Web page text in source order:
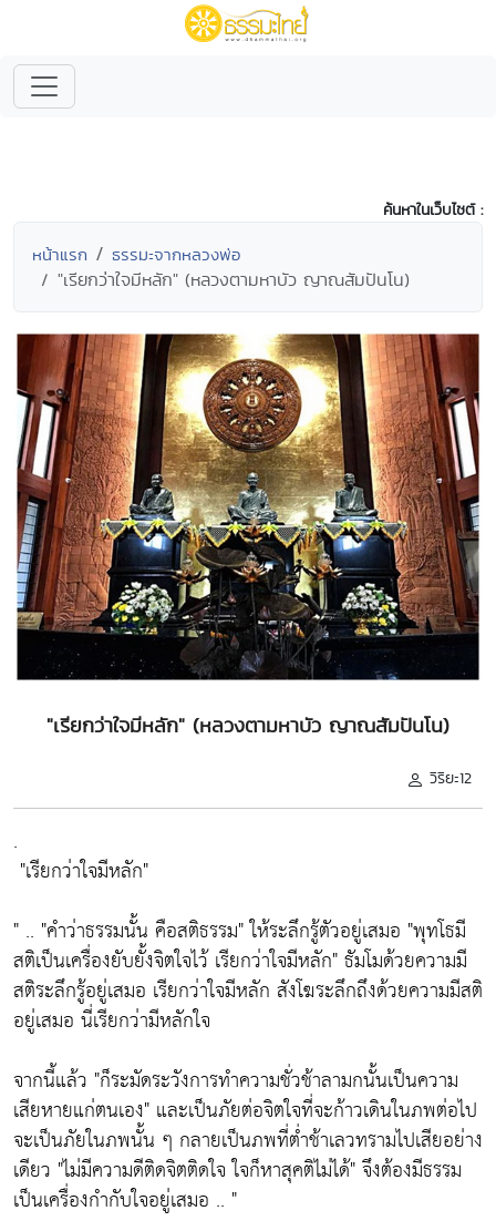
ค้นหาในเว็บไซต์ :
หน้าแรก ธรรมะจากหลวงพ่อ
"เรียกว่าใจมีหลัก" (หลวงตามหาบัว ญาณสัมปันโน)
"เรียกว่าใจมีหลัก" (หลวงตามหาบัว ญาณสัมปันโน)
วิริยะ12
.
"เรียกว่าใจมีหลัก"
" .. "คำว่าธรรมนั้น คือสติธรรม"ให้ระลึกรู้ตัวอยู่เสมอ "พุทโธมี
สติเป็นเครื่องยับยั้งจิตใจไว้ เรียกว่าใจมีหลัก"ธัมโมด้วยความมี
สติระลึกรู้อยู่เสมอ เรียกว่าใจมีหลัก สังโฆระลึกถึงด้วยความมีสติ
อยู่เสมอ นี่เรียกว่ามีหลักใจ
จากนี้แล้ว "ก็ระมัดระวังการทำความชั่วช้าลามกนั้นเป็นความ
เสียหายแก่ตนเอง" และเป็นภัยต่อจิตใจที่จะก้าวเดินในภพต่อไป
จะเป็นภัยในภพนั้น ๆ กลายเป็นภพที่ต่ำช้าเลวทรามไปเสียอย่าง
เดียว "ไม่มีความดีติดจิตติดใจ ใจก็หาสุคติไม่ได้"จึงต้องมีธรรม
เป็นเครื่องกำกับใจอยู่เสมอ .. "